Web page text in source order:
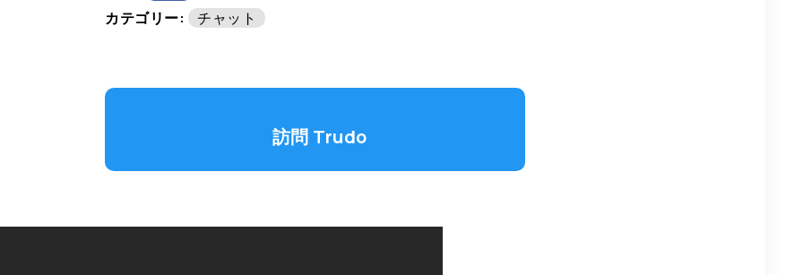
カテゴリー:
チャット
訪問 Trudo